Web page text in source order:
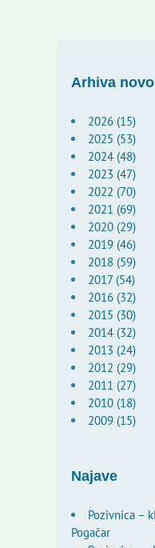
Arhiva
2026 (15)
2025 (53)
2024 (48)
2023 (47)
2022 (70)
2021 (69)
2020 (29)
2019 (46)
2018 (59)
2017 (54)
2016 (32)
2015 (30)
2014 (32)
2013 (24)
2012 (29)
2011 (27)
2010 (18)
2009 (15)
Najave
Pozivnica –
Pogačar